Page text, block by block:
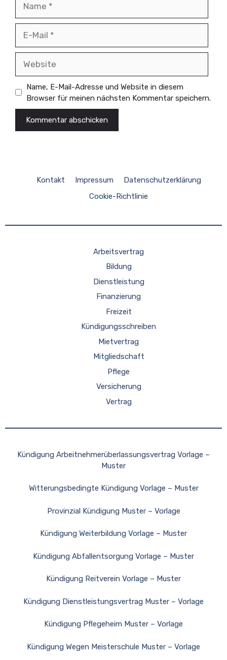
Mail
Name, E-Mail-Adresse und Website in diesem
Browser für meinen nächsten Kommentar speichern.
Kontakt Impressum
Datenschutzerklärung
Cookie-Richtlinie
Arbeitsvertrag
Bildung
Dienstleistung
Finanzierung
Freizeit
Kündigungsschreiben
Mietvertrag
Mitgliedschaft
Pflege
Versicherung
Vertrag
Kündigung Arbeitnehmerüberlassungsvertrag Vorlage –
Muster
Witterungsbedingte Kündigung Vorlage – Muster
Provinzial Kündigung Muster – Vorlage
Kündigung Weiterbildung Vorlage – Muster
Kündigung Abfallentsorgung Vorlage – Muster
Kündigung Reitverein Vorlage – Muster
Kündigung Dienstleistungsvertrag Muster – Vorlage
Kündigung Pflegeheim Muster – Vorlage
Kündigung Wegen Meisterschule Muster – Vorlage